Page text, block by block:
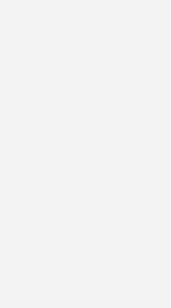
- auch durch unsere
wurden. lösten in der
aus, welche IT-Systeme
Helmut Meeth
Mit dieser Stellungnahme
HM-Dienstleisters
NICHT bei 3E
ist - im Gegenteil: Das
sich jederzeit sehr kooperativ
ist auch weiterhin - dabei, bei
zu helfen.
wohl bei HM selbst zu suchen.